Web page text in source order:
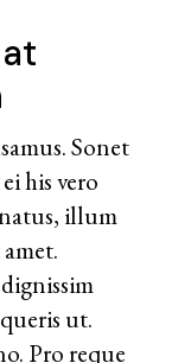
Sonet
his vero
illum
ut.
Pro reque